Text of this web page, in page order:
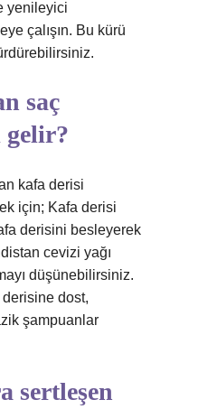
yenileyici
çalışın. Bu kürü
saç
gelir?
kafa derisi
için; Kafa derisi
derisini besleyerek
cevizi yağı
düşünebilirsiniz.
dost,
şampuanlar
sertleşen